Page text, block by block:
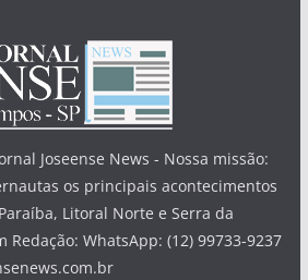
Joseense News - Nossa missão:
os principais acontecimentos
Litoral Norte e Serra da
Redação: WhatsApp: (12) 99733-9237